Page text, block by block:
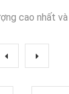
cao nhất